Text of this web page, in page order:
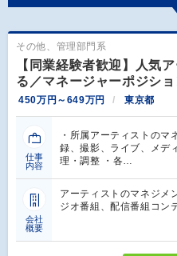
その他、管理部門系
【同業経験者歓迎】人気
る／マネージャーポジシ
450万円～649万円 東京都
仕事
内容
・所属アーティストのマ
録、撮影、ライブ、メデ
理・調整 ・各…
会社
概要
アーティストのマネジメ
ジオ番組、配信番組コン